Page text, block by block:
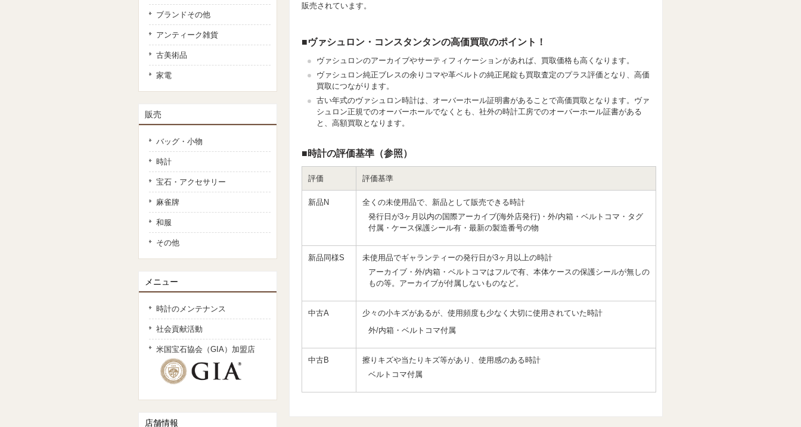
販売されています。
■ヴァシュロン・コンスタンタンの高価買取のポイント！
ヴァシュロンのアーカイブやサーティフィケーションがあれば、買取価格も高くなります。
ヴァシュロン純正ブレスの余りコマや革ベルトの純正尾錠も買取査定のプラス評価となり、高価
買取につながります。
古い年式のヴァシュロン時計は、オーバーホール証明書があることで高価買取となります。ヴァ
シュロン正規でのオーバーホールでなくとも、社外の時計工房でのオーバーホール証書がある
と、高額買取となります。
■時計の評価基準（参照）
評価 評価基準
新品N
全くの未使用品で、新品として販売できる時計
発行日が3ヶ月以内の国際アーカイブ(海外店発行)・外/内箱・ベルトコマ・タグ
付属・ケース保護シール有・最新の製造番号の物
新品同様S
未使用品でギャランティーの発行日が3ヶ月以上の時計
アーカイブ・外/内箱・ベルトコマはフルで有、本体ケースの保護シールが無しの
もの等。アーカイブが付属しないものなど。
中古A
少々の小キズがあるが、使用頻度も少なく大切に使用されていた時計
外/内箱・ベルトコマ付属
中古B
擦りキズや当たりキズ等があり、使用感のある時計
ベルトコマ付属
ブランドその他
アンティーク雑貨
古美術品
家電
販売
バッグ・小物
時計
宝石・アクセサリー
麻雀牌
和服
その他
メニュー
時計のメンテナンス
社会貢献活動
米国宝石協会（GIA）加盟店
店舗情報